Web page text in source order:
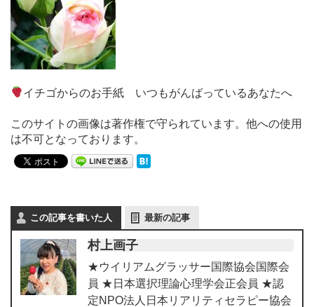
イチゴからのお手紙 いつもがんばっているあなたへ
このサイトの画像は著作権で守られています。他への使用
は不可となっております。
この記事を書いた人 最新の記事
村上画子
★ウイリアムグラッサー国際協会国際会
員 ★日本選択理論心理学会正会員 ★認
定NPO法人日本リアリティセラピー協会